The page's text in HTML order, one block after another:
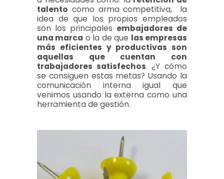
talento como arma competitiva, la
idea de que los propios empleados
son los principales embajadores de
una marca o la de que las empresas
más eficientes y productivas son
aquellas que cuentan con
trabajadores satisfechos. ¿Y cómo
se consiguen estas metas? Usando la
comunicación interna igual que
venimos usando la externa como una
herramienta de gestión.